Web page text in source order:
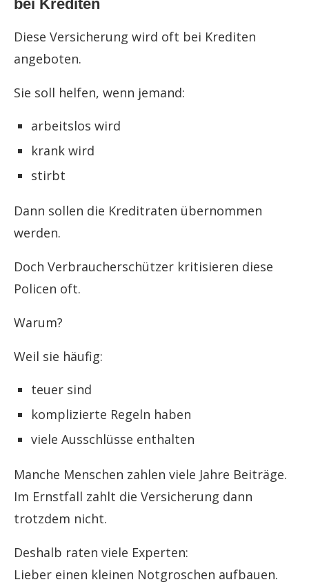
bei Krediten
Diese Versicherung wird oft bei Krediten
angeboten.
Sie soll helfen, wenn jemand:
arbeitslos wird
krank wird
stirbt
Dann sollen die Kreditraten übernommen
werden.
Doch Verbraucherschützer kritisieren diese
Policen oft.
Warum?
Weil sie häufig:
teuer sind
komplizierte Regeln haben
viele Ausschlüsse enthalten
Manche Menschen zahlen viele Jahre Beiträge.
Im Ernstfall zahlt die Versicherung dann
trotzdem nicht.
Deshalb raten viele Experten:
Lieber einen kleinen Notgroschen aufbauen.